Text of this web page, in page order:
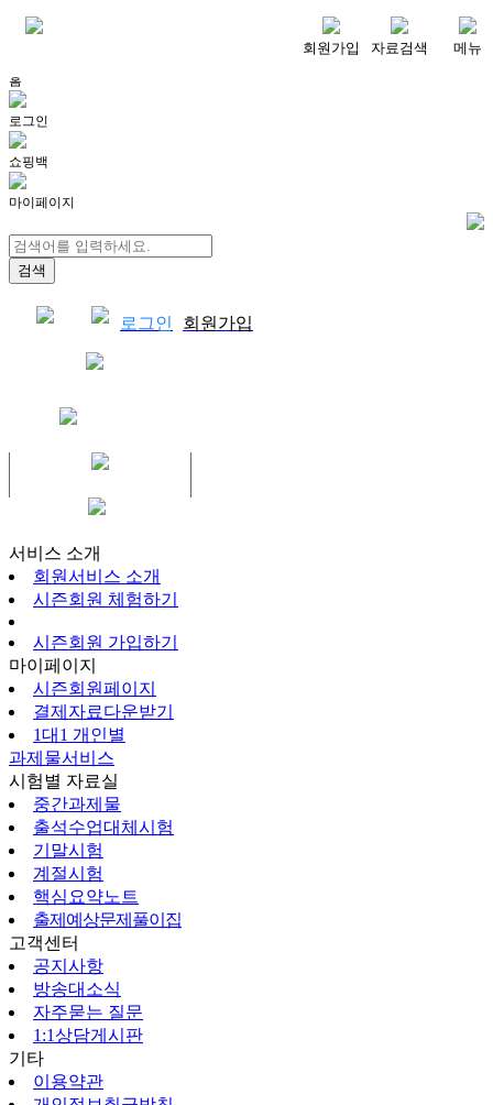
회원가입 자료검색 메뉴
홈
로그인
쇼핑백
마이페이지
로그인 회원가입
서비스 소개
회원서비스 소개
시즌회원 체험하기
시즌회원 가입하기
마이페이지
시즌회원페이지
결제자료다운받기
1대1 개인별
과제물서비스
시험별 자료실
중간과제물
출석수업대체시험
기말시험
계절시험
핵심요약노트
출제예상문제풀이집
고객센터
공지사항
방송대소식
자주묻는 질문
1:1상담게시판
기타
이용약관